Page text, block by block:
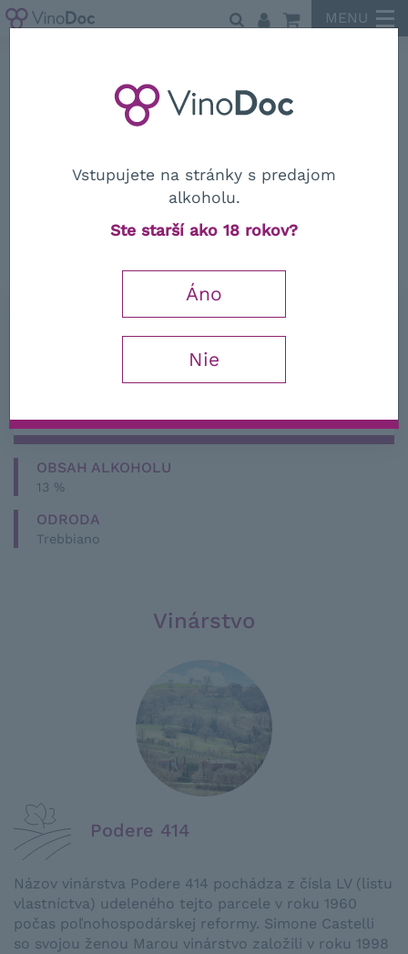
MENU
−
OBSAH ALKOHOLU
13 %
ODRODA
Trebbiano
Vinárstvo
Podere 414
Názov vinárstva Podere 414 pochádza z čísla LV (listu
vlastníctva) udeleného tejto parcele v roku 1960
počas poľnohospodárskej reformy. Simone Castelli
so svojou ženou Marou vinárstvo založili v roku 1998
Vstupujete na stránky s predajom
alkoholu.
Ste starší ako 18 rokov?
Áno
Nie